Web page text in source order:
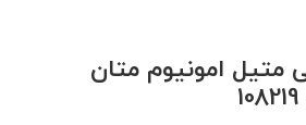
امونیوم متان